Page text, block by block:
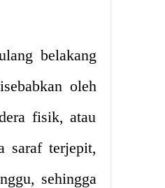
belakang
oleh
fisik, atau
saraf terjepit,
sehingga